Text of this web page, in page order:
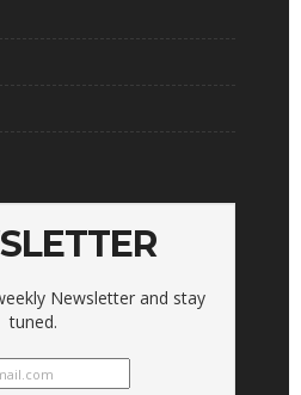
Newsletter and stay
tuned.